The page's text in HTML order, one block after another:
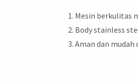
Mesin berkulitas
Body stainless
Aman dan mudah